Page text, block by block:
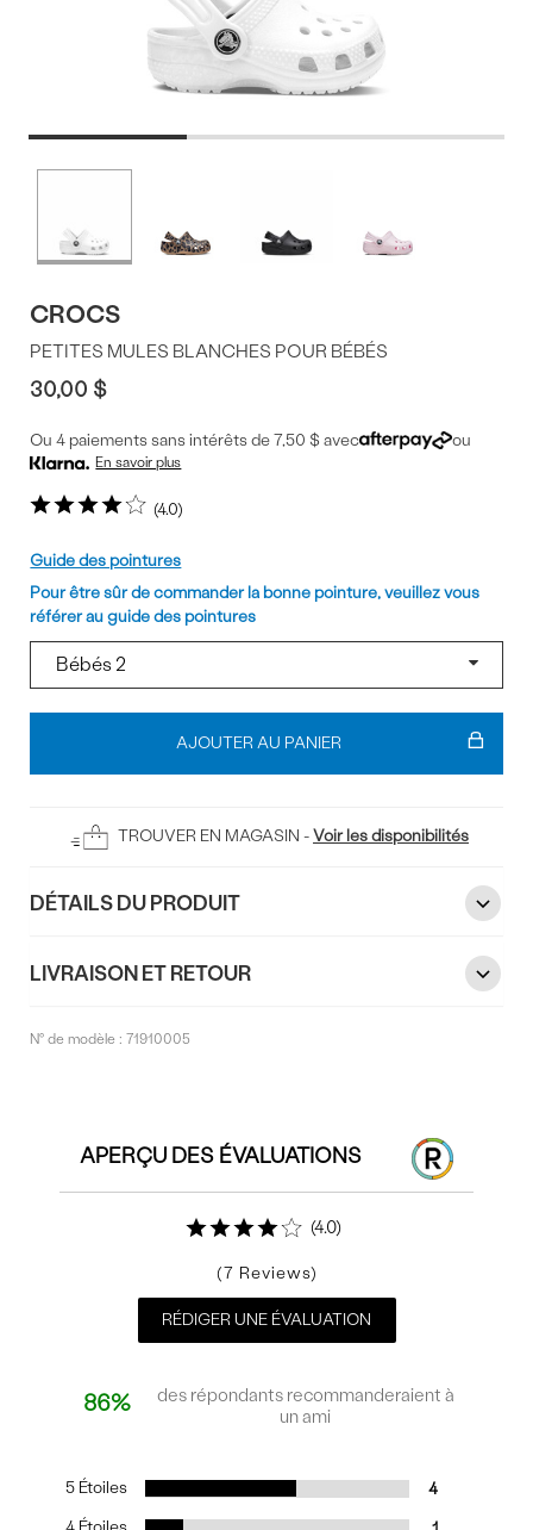
Offres
produit
Plus
CROCS
4.0
PETITES MULES BLANCHES POUR BÉBÉS
30,00 $
Ou 4 paiements sans intérêts de 7,50 $ avec ou
En savoir plus
Pointure
Guide des pointures
Pour être sûr de commander la bonne pointure, veuillez vous
référer au guide des pointures
Ajouter
panier
AJOUTER AU PANIER
TROUVER EN MAGASIN -Voir les disponibilités
DÉTAILS DU PRODUIT
LIVRAISON ET RETOUR
N° de modèle :71910005
APERÇU DES ÉVALUATIONS
4.0
7
RÉDIGER UNE ÉVALUATION
86%
des répondants recommanderaient à
un ami
5 Étoiles 4